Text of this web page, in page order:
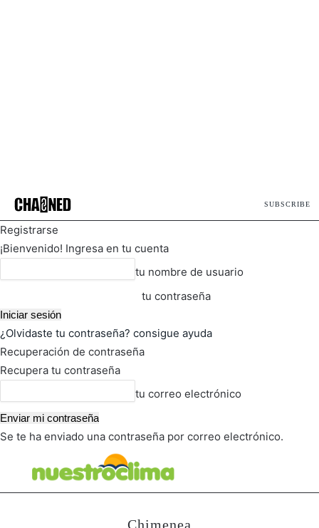
SUBSCRIBE
Registrarse
¡Bienvenido! Ingresa en tu cuenta
tu nombre de usuario
tu contraseña
¿Olvidaste tu contraseña? consigue ayuda
Recuperación de contraseña
Recupera tu contraseña
tu correo electrónico
Se te ha enviado una contraseña por correo electrónico.
Chimenea